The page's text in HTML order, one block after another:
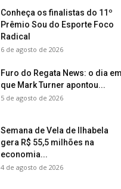
Conheça os finalistas do 11º
Prêmio Sou do Esporte Foco
Radical
6 de agosto de 2026
Furo do Regata News: o dia em
que Mark Turner apontou...
5 de agosto de 2026
Semana de Vela de Ilhabela
gera R$ 55,5 milhões na
economia...
4 de agosto de 2026